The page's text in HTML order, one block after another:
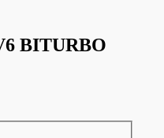
BITURBO